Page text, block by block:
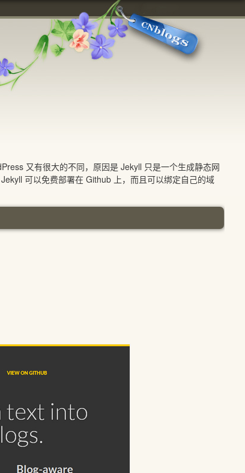
又有很大的不同，原因是 Jekyll 只是一个生成静态网
可以免费部署在 Github 上，而且可以绑定自己的域